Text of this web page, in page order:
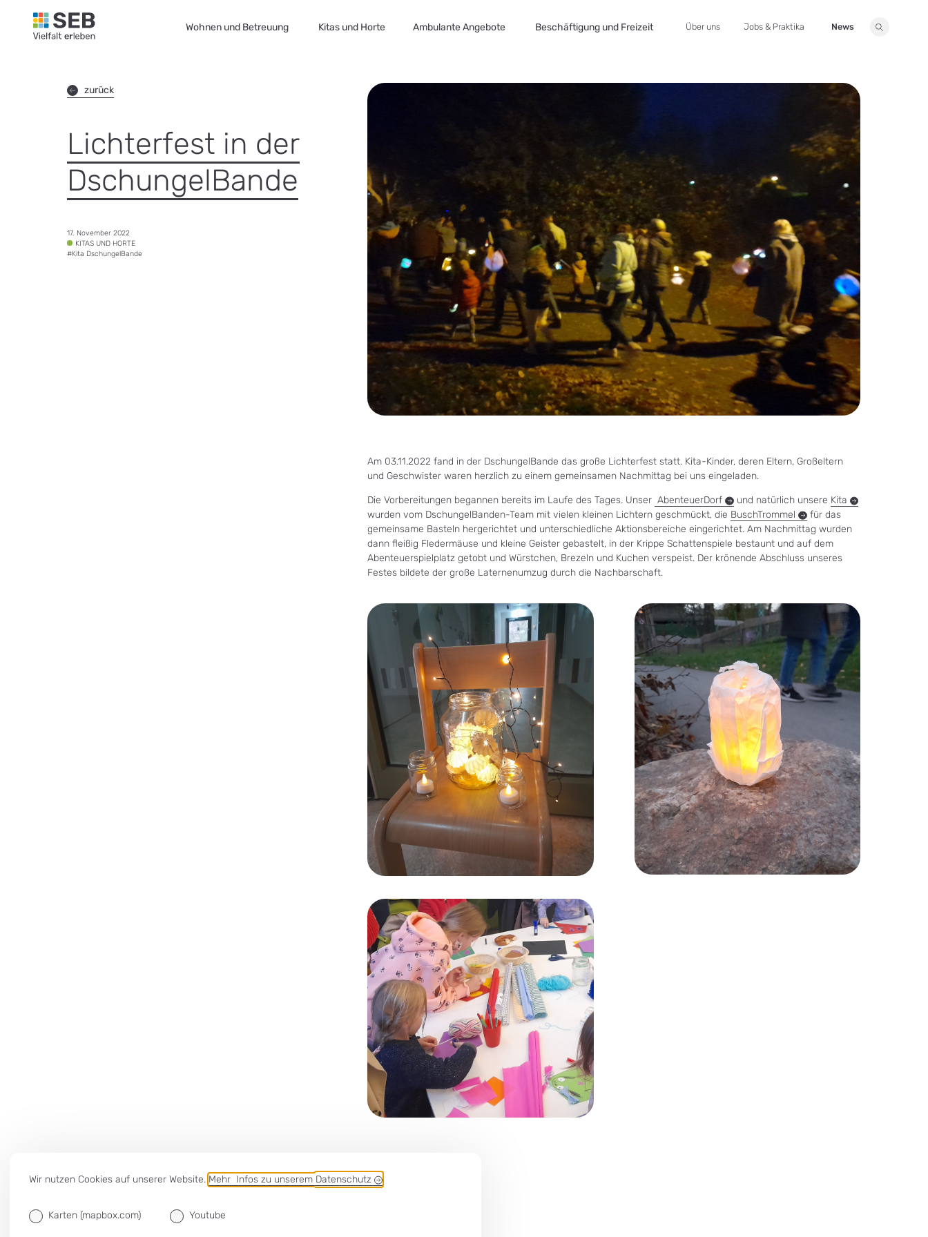
Wir nutzen Cookies auf unserer Website. Mehr Infos zu unserem Datenschutz
Karten (mapbox.com) Youtube
SEB Leipzig, Vielfalt erleben - zur Startseite
Wohnen und Betreuung Kitas und Horte Ambulante Angebote Beschäftigung und Freizeit Über uns Jobs & Praktika News
zurück
Lichterfest in der
DschungelBande
Datum:
17. November 2022
Tags:KITAS UND HORTE
#Kita DschungelBande
Am 03.11.2022 fand in der DschungelBande das große Lichterfest statt. Kita-Kinder, deren Eltern, Großeltern
und Geschwister waren herzlich zu einem gemeinsamen Nachmittag bei uns eingeladen.
Die Vorbereitungen begannen bereits im Laufe des Tages. Unser AbenteuerDorf und natürlich unsere Kita
wurden vom DschungelBanden-Team mit vielen kleinen Lichtern geschmückt, die BuschTrommel
für das
gemeinsame Basteln hergerichtet und unterschiedliche Aktionsbereiche eingerichtet. Am Nachmittag wurden
dann fleißig Fledermäuse und kleine Geister gebastelt, in der Krippe Schattenspiele bestaunt und auf dem
Abenteuerspielplatz getobt und Würstchen, Brezeln und Kuchen verspeist. Der krönende Abschluss unseres
Festes bildete der große Laternenumzug durch die Nachbarschaft.